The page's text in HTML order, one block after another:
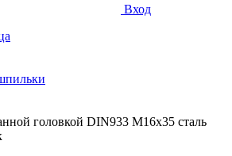
Вход
головкой DIN933 М16х35 сталь